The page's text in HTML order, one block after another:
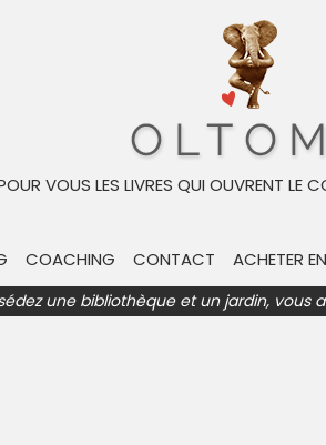
VOUS LES LIVRES QUI OUVRENT LE
COACHING CONTACT ACHETER
une bibliothèque et un jardin, vous
essayiste, et homme politique
mouvement politique baptisé «
impliqué en politique, en janvier
l’Observatoire en 2023 et a gagné le